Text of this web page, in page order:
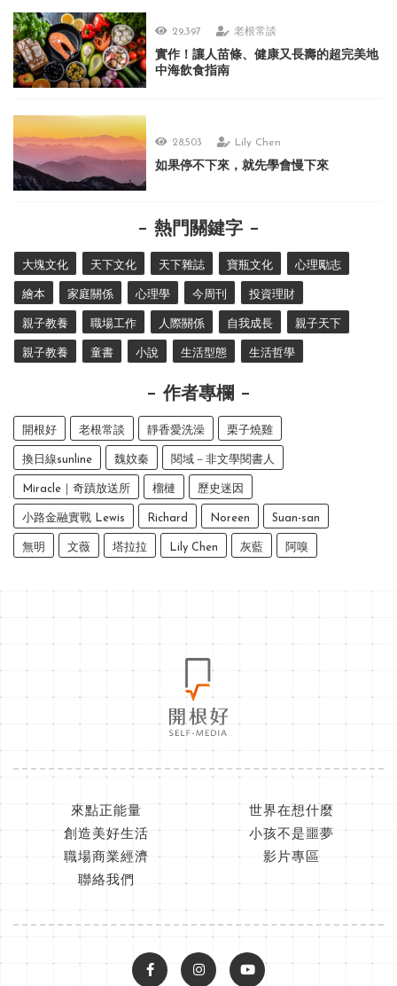
29,397 老根常談
實作！讓人苗條、健康又長壽的超完美地
中海飲食指南
28,503 Lily Chen
如果停不下來，就先學會慢下來
熱門關鍵字
大塊文化 天下文化 天下雜誌 寶瓶文化 心理勵志
繪本 家庭關係 心理學 今周刊 投資理財
親子教養 職場工作 人際關係 自我成長 親子天下
親子教養 童書 小說 生活型態 生活哲學
作者專欄
開根好 老根常談 靜香愛洗澡 栗子燒雞
換日線sunline 魏妏秦 閱域－非文學閱書人
Miracle｜奇蹟放送所 榴槤 歷史迷因
小路金融實戰 Lewis Richard Noreen Suan-san
無明 文薇 塔拉拉 Lily Chen 灰藍 阿嗅
來點正能量
世界在想什麼
創造美好生活
小孩不是噩夢
職場商業經濟
影片專區
聯絡我們